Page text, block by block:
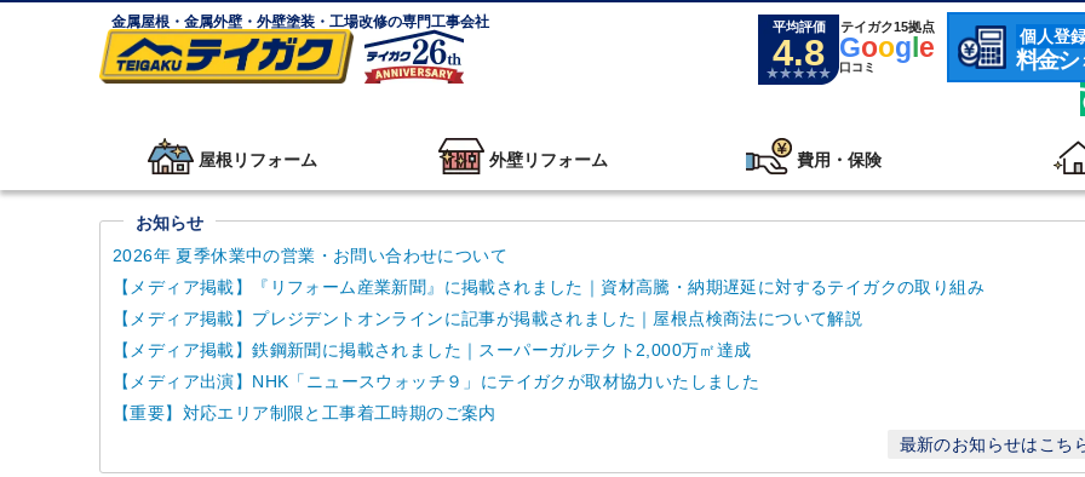
金属屋根・金属外壁・外壁塗装・工場改修の専門工事会社 平均評価
4.8
テイガク15拠点
Google
口コミ
個人登
料金シ
屋根リフォーム 外壁リフォーム 費用・保険
お知らせ
2026年 夏季休業中の営業・お問い合わせについて
【メディア掲載】『リフォーム産業新聞』に掲載されました｜資材高騰・納期遅延に対するテイガクの取り組み
【メディア掲載】プレジデントオンラインに記事が掲載されました｜屋根点検商法について解説
【メディア掲載】鉄鋼新聞に掲載されました｜スーパーガルテクト2,000万㎡達成
【メディア出演】NHK「ニュースウォッチ９」にテイガクが取材協力いたしました
【重要】対応エリア制限と工事着工時期のご案内
最新のお知らせはこち